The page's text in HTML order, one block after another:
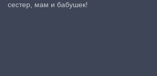
сестер, мам и бабушек!